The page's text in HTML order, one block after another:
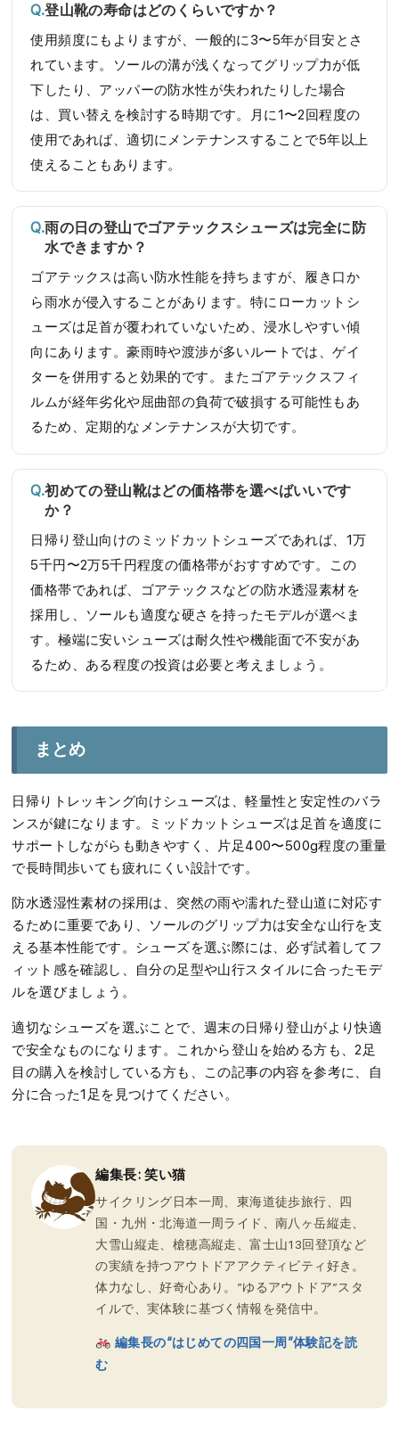
登山靴の寿命はどのくらいですか？
使用頻度にもよりますが、一般的に3〜5年が目安とさ
れています。ソールの溝が浅くなってグリップ力が低
下したり、アッパーの防水性が失われたりした場合
は、買い替えを検討する時期です。月に1〜2回程度の
使用であれば、適切にメンテナンスすることで5年以上
使えることもあります。
雨の日の登山でゴアテックスシューズは完全に防
水できますか？
ゴアテックスは高い防水性能を持ちますが、履き口か
ら雨水が侵入することがあります。特にローカットシ
ューズは足首が覆われていないため、浸水しやすい傾
向にあります。豪雨時や渡渉が多いルートでは、ゲイ
ターを併用すると効果的です。またゴアテックスフィ
ルムが経年劣化や屈曲部の負荷で破損する可能性もあ
るため、定期的なメンテナンスが大切です。
初めての登山靴はどの価格帯を選べばいいです
か？
日帰り登山向けのミッドカットシューズであれば、1万
5千円〜2万5千円程度の価格帯がおすすめです。この
価格帯であれば、ゴアテックスなどの防水透湿素材を
採用し、ソールも適度な硬さを持ったモデルが選べま
す。極端に安いシューズは耐久性や機能面で不安があ
るため、ある程度の投資は必要と考えましょう。
まとめ
日帰りトレッキング向けシューズは、軽量性と安定性のバラ
ンスが鍵になります。ミッドカットシューズは足首を適度に
サポートしながらも動きやすく、片足400〜500g程度の重量
で長時間歩いても疲れにくい設計です。
防水透湿性素材の採用は、突然の雨や濡れた登山道に対応す
るために重要であり、ソールのグリップ力は安全な山行を支
える基本性能です。シューズを選ぶ際には、必ず試着してフ
ィット感を確認し、自分の足型や山行スタイルに合ったモデ
ルを選びましょう。
適切なシューズを選ぶことで、週末の日帰り登山がより快適
で安全なものになります。これから登山を始める方も、2足
目の購入を検討している方も、この記事の内容を参考に、自
分に合った1足を見つけてください。
編集長: 笑い猫
サイクリング日本一周、東海道徒歩旅行、四
国・九州・北海道一周ライド、南八ヶ岳縦走、
大雪山縦走、槍穂高縦走、富士山13回登頂など
の実績を持つアウトドアアクティビティ好き。
体力なし、好奇心あり。”ゆるアウトドア”スタ
イルで、実体験に基づく情報を発信中。
編集長の“はじめての四国一周”体験記を読
む